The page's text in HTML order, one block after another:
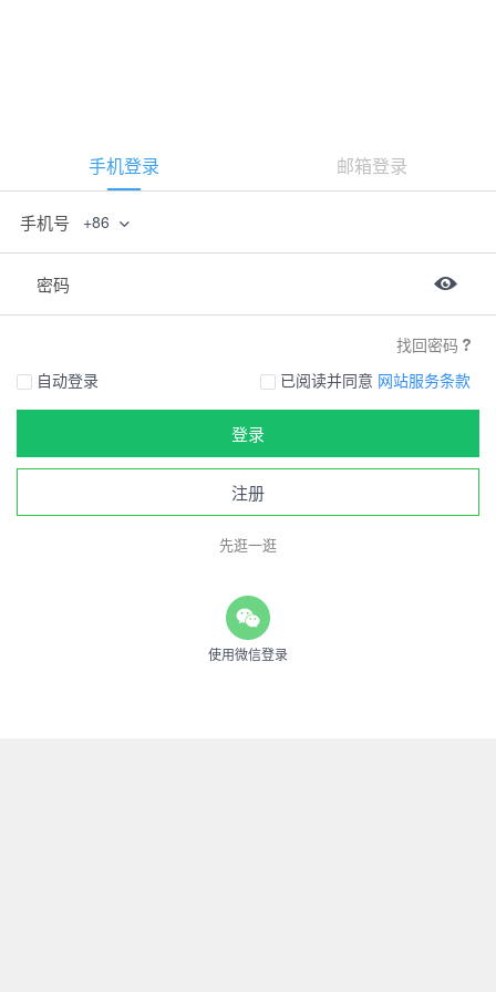
手机登录 邮箱登录
手机号 +86
密码
找回密码
自动登录
已阅读并同意 网站服务条款
登录
注册
先逛一逛
使用微信登录